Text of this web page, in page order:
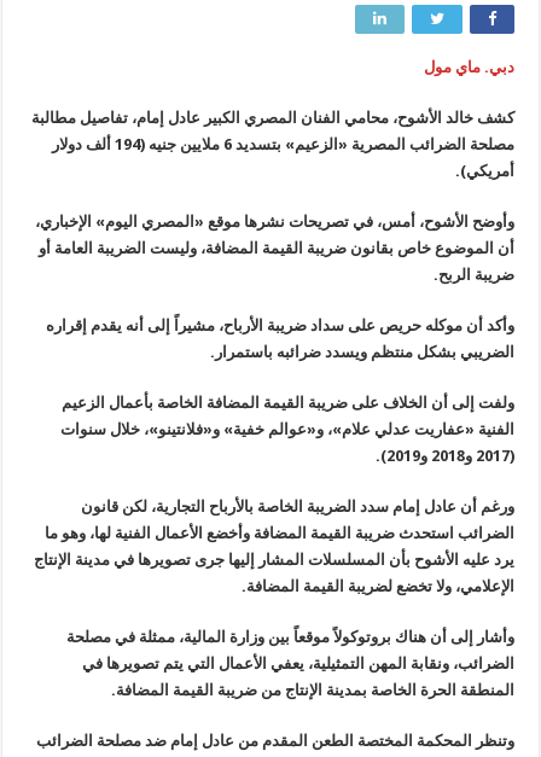
دبي. ماي مول
كشف خالد الأشوح، محامي الفنان المصري الكبير عادل إمام، تفاصيل مطالبة
مصلحة الضرائب المصرية «الزعيم» بتسديد 6 ملايين جنيه (194 ألف دولار
أمريكي).
وأوضح الأشوح، أمس، في تصريحات نشرها موقع «المصري اليوم» الإخباري،
أن الموضوع خاص بقانون ضريبة القيمة المضافة، وليست الضريبة العامة أو
ضريبة الربح.
وأكد أن موكله حريص على سداد ضريبة الأرباح، مشيراً إلى أنه يقدم إقراره
الضريبي بشكل منتظم ويسدد ضرائبه باستمرار.
ولفت إلى أن الخلاف على ضريبة القيمة المضافة الخاصة بأعمال الزعيم
الفنية «عفاريت عدلي علام»، و«عوالم خفية» و«فلانتينو»، خلال سنوات
(2017 و2018 و2019).
ورغم أن عادل إمام سدد الضريبة الخاصة بالأرباح التجارية، لكن قانون
الضرائب استحدث ضريبة القيمة المضافة وأخضع الأعمال الفنية لها، وهو ما
يرد عليه الأشوح بأن المسلسلات المشار إليها جرى تصويرها في مدينة الإنتاج
الإعلامي، ولا تخضع لضريبة القيمة المضافة.
وأشار إلى أن هناك بروتوكولاً موقعاً بين وزارة المالية، ممثلة في مصلحة
الضرائب، ونقابة المهن التمثيلية، يعفي الأعمال التي يتم تصويرها في
المنطقة الحرة الخاصة بمدينة الإنتاج من ضريبة القيمة المضافة.
وتنظر المحكمة المختصة الطعن المقدم من عادل إمام ضد مصلحة الضرائب